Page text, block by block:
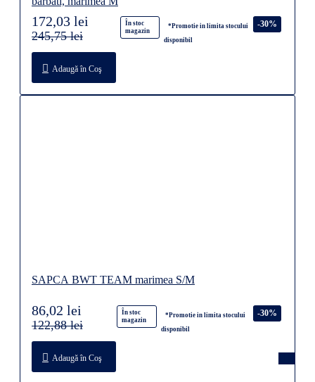
În stoc
magazin
*Promotie in limita stocului
disponibil
-30%
172,03 lei
245,75 lei
Adaugă în Coş
SAPCA BWT TEAM marimea S/M
În stoc
magazin
*Promotie in limita stocului
disponibil
-30%
86,02 lei
122,88 lei
Adaugă în Coş